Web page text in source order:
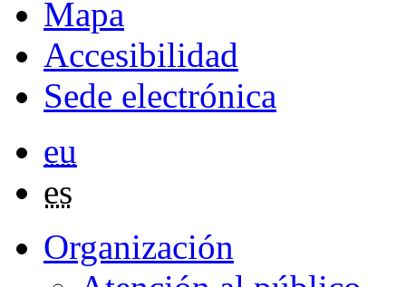
Mapa
Accesibilidad
Sede electrónica
eu
es
Organización